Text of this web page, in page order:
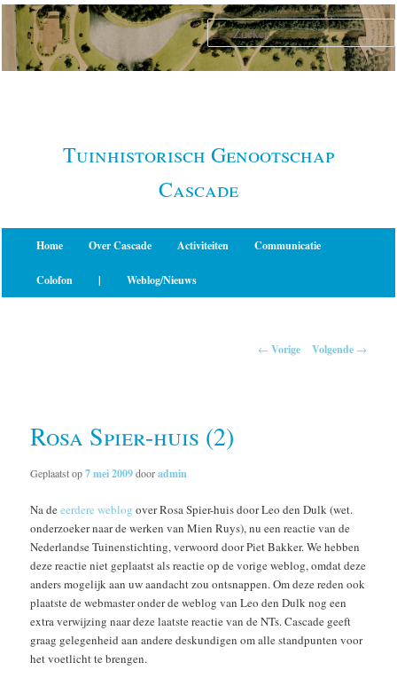
Spring
naar
primaire
Tuinhistorisch Genootschap
Cascade
Home Over Cascade Activiteiten Communicatie
Colofon | Weblog/Nieuws
← Vorige Volgende →
Rosa Spier-huis (2)
Geplaatst op7 mei 2009dooradmin
Na deeerdere weblog over Rosa Spier-huis door Leo den Dulk (wet.
onderzoeker naar de werken van Mien Ruys), nu een reactie van de
Nederlandse Tuinenstichting, verwoord door Piet Bakker. We hebben
deze reactie niet geplaatst als reactie op de vorige weblog, omdat deze
anders mogelijk aan uw aandacht zou ontsnappen. Om deze reden ook
plaatste de webmaster onder de weblog van Leo den Dulk nog een
extra verwijzing naar deze laatste reactie van de NTs. Cascade geeft
graag gelegenheid aan andere deskundigen om alle standpunten voor
het voetlicht te brengen.